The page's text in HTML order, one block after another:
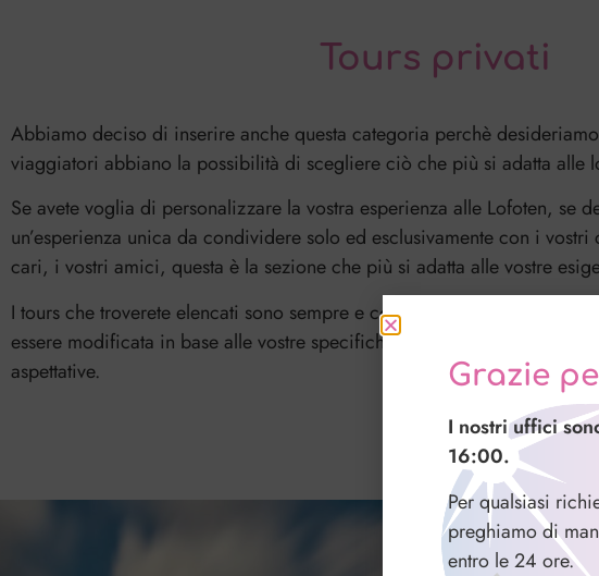
Tours privati
Abbiamo deciso di inserire anche questa categoria perchè
viaggiatori abbiano la possibilità di scegliere ciò che più si adatta alle
Se avete voglia di personalizzare la vostra esperienza alle Lofoten, se
un’esperienza unica da condividere solo ed esclusivamente con i
cari, i vostri amici, questa è la sezione che più si adatta alle vostre
I tours che troverete elencati sono sempre e comunque da considerarsi
essere modificata in base alle vostre specifiche esigenze, il vostro
aspettative.
Grazie
I nostri uffici
16:00.
Per qualsiasi
preghiamo di
entro le 24 ore.